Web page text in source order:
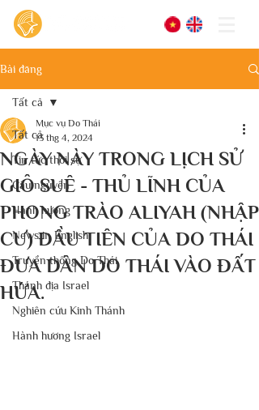
Bài đăng
Tất cả
Tin tức thời sự
Cầu nguyện
Hành hương
News in English
Truyền thống Do Thái
Thánh địa Israel
Nghiên cứu Kinh Thánh
Hành hương Israel
Tất cả
NGÀY NÀY TRONG LỊCH SỬ
GIÔ SUÊ - THỦ LĨNH CỦA
PHONG TRÀO ALIYAH (NHẬP
CƯ) ĐẦU TIÊN CỦA DO THÁI
ĐƯA DÂN DO THÁI VÀO ĐẤT
HỨA.
Mục vụ Do Thái
13 thg 4, 2024